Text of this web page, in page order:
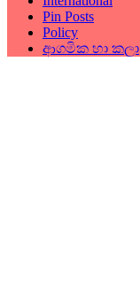
Pin Posts
Policy
ආගමික හා කලා